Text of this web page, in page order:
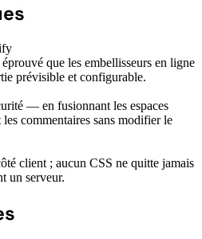
que les embellisseurs en ligne
prévisible et configurable.
— en fusionnant les espaces
commentaires sans modifier le
client ; aucun CSS ne quitte jamais
un serveur.